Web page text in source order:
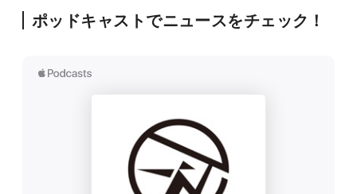
ポッドキャストでニュースをチェック！